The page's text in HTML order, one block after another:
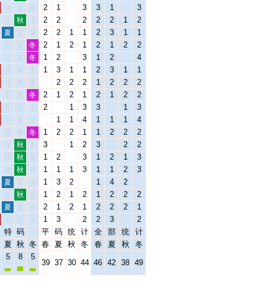
3 1 6 2 1 3 3 1
3
4 秋 7 2 2 2 2 2 1
2
夏 1 8 2 2 1 1 2 3 1
1
1 2 冬 2 1 2 1 2 1 2
2
2 3 冬 1 2 3 1 2
4
3 4 1 1 3 1 1 2 3 1
1
4 5 2 2 2 2 1 2 2
2
5 6 冬 2 1 2 1 2 1 2
2
6 7 1 2 1 3 3 1
3
7 8 2 1 1 4 1 1 1
4
8 9 冬 1 2 2 1 1 2 2
2
9 秋 1 3 1 2 3 2
2
10 秋 2 1 2 3 1 2 1
3
11 秋 3 1 1 1 3 1 1 2
3
夏 1 4 1 3 2 1 4
2
1 秋 5 1 2 1 2 1 2 2
2
夏 1 6 2 1 2 1 2 2 2
1
1 2 7 1 3 2 2 3
2
特 码 平 码 统 计 全 部 统
计
夏 秋 冬 春 夏 秋 冬 春 夏 秋 冬
5 8 5
39 37 30 44 46 42 38 49